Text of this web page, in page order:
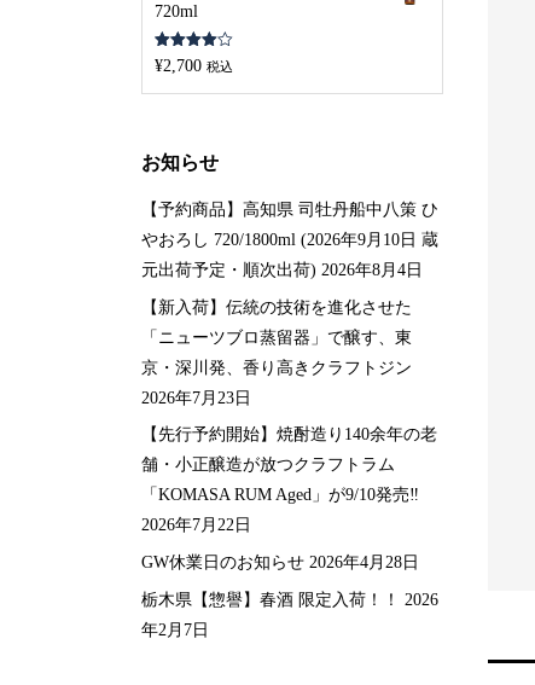
県・米】球磨焼酎 か
ロングモーン 25年
¥44,440 税込
720ml
5段階中
4.00の評
¥2,700 税込
お知らせ
【予約商品】高知県 司牡丹船中八策 ひ
やおろし 720/1800ml (2026年9月10日 蔵
元出荷予定・順次出荷) 2026年8月4日
【新入荷】伝統の技術を進化させた
「ニューツブロ蒸留器」で醸す、東
京・深川発、香り高きクラフトジン
2026年7月23日
【先行予約開始】焼酎造り140余年の老
舗・小正醸造が放つクラフトラム
「KOMASA RUM Aged」が9/10発売‼️
2026年7月22日
GW休業日のお知らせ 2026年4月28日
栃木県【惣譽】春酒 限定入荷！！
2026
年2月7日